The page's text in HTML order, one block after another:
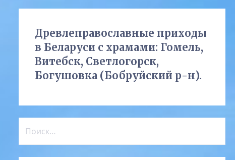
Древлеправославные приходы
в Беларуси с храмами: Гомель,
Витебск, Светлогорск,
Богушовка (Бобруйский р-н).